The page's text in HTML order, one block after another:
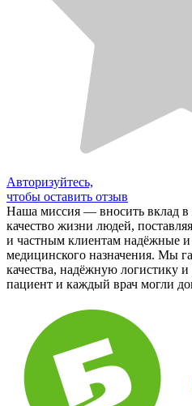
Авторизуйтесь,
чтобы оставить отзыв
Наша миссия — вносить вклад в
качество жизни людей,
и частным клиентам надёжные и
медицинского назначения. Мы
качества, надёжную логистику
пациент и каждый врач могли